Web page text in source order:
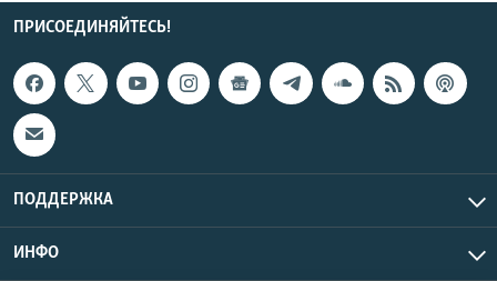
ПРИСОЕДИНЯЙТЕСЬ!
ПОДДЕРЖКА
ИНФО